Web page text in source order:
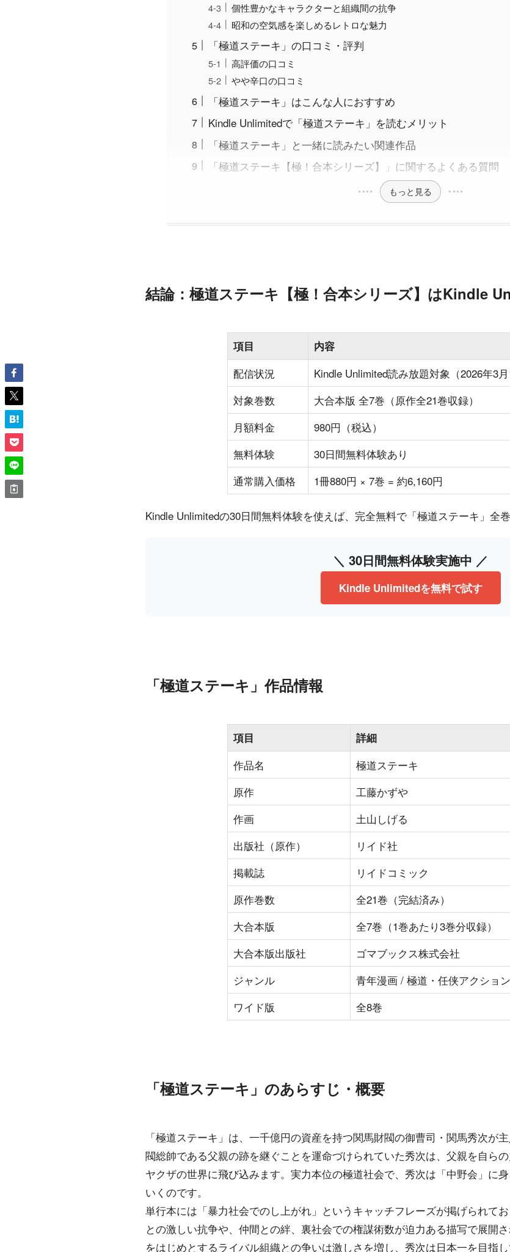
個性豊かなキャラクターと組織間の抗争
昭和の空気感を楽しめるレトロな魅力
「極道ステーキ」の口コミ・評判
高評価の口コミ
やや辛口の口コミ
「極道ステーキ」はこんな人におすすめ
Kindle Unlimitedで「極道ステーキ」を読むメリット
「極道ステーキ」と一緒に読みたい関連作品
「極道ステーキ【極！合本シリーズ】」に関するよくある質問
もっと見る
結論：極道ステーキ【極！合本シリーズ】はKindle
項目 内容
配信状況
Kindle Unlimited読み放題対象（2026年3月
対象巻数
大合本版 全7巻（原作全21巻収録）
月額料金
980円（税込）
無料体験
30日間無料体験あり
通常購入価格
1冊880円 × 7巻 = 約6,160円
Kindle Unlimitedの30日間無料体験を使えば、完全無料で「極道ステーキ」全
＼ 30日間無料体験実施中 ／
Kindle Unlimitedを無料で試す
「極道ステーキ」作品情報
項目 詳細
作品名
極道ステーキ
原作
工藤かずや
作画
土山しげる
出版社（原作）
リイド社
掲載誌
リイドコミック
原作巻数
全21巻（完結済み）
大合本版
全7巻（1巻あたり3巻分収録）
大合本版出版社
ゴマブックス株式会社
ジャンル
青年漫画 / 極道・任侠アクション
ワイド版
全8巻
「極道ステーキ」のあらすじ・概要
「極道ステーキ」は、一千億円の資産を持つ関馬財閥の御曹司・関馬秀次が
閥総帥である父親の跡を継ぐことを運命づけられていた秀次は、父親を自ら
ヤクザの世界に飛び込みます。実力本位の極道社会で、秀次は「中野会」に
いくのです。
単行本には「暴力社会でのし上がれ」というキャッチフレーズが掲げられて
との激しい抗争や、仲間との絆、裏社会での権謀術数が迫力ある描写で展開
をはじめとするライバル組織との争いは激しさを増し、秀次は日本一を目指